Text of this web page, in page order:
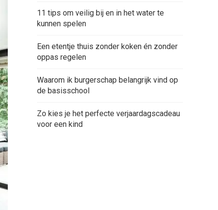
11 tips om veilig bij en in het water te
kunnen spelen
Een etentje thuis zonder koken én zonder
oppas regelen
Waarom ik burgerschap belangrijk vind op
de basisschool
Zo kies je het perfecte verjaardagscadeau
voor een kind